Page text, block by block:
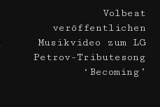
Volbeat
veröffentlichen
Musikvideo zum LG
Petrov-Tributesong
‘Becoming’